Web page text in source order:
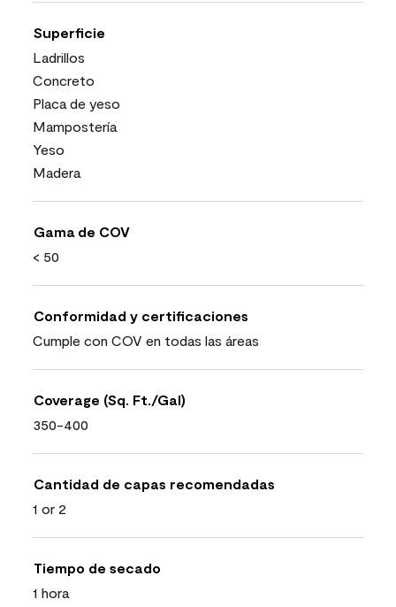
Superficie
Ladrillos
Concreto
Placa de yeso
Mampostería
Yeso
Madera
Gama de COV
< 50
Conformidad y certificaciones
Cumple con COV en todas las áreas
Coverage (Sq. Ft./Gal)
350-400
Cantidad de capas recomendadas
1 or 2
Tiempo de secado
1 hora